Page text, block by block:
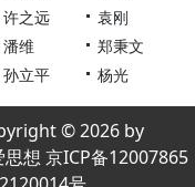
许之远
袁刚
潘维
郑秉文
孙立平 杨光
© 2026 by
想 京ICP备12007865